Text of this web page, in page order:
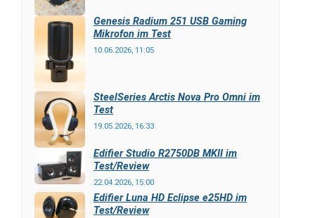
Genesis Radium 251 USB Gaming
Mikrofon im Test
10.06.2026, 11:05
SteelSeries Arctis Nova Pro Omni im
Test
19.05.2026, 16:33
Edifier Studio R2750DB MKII im
Test/Review
22.04.2026, 15:00
Edifier Luna HD Eclipse e25HD im
Test/Review